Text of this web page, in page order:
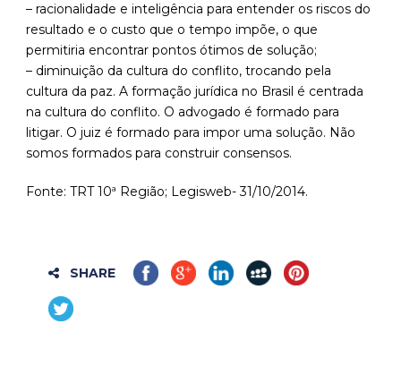
– racionalidade e inteligência para entender os riscos do
resultado e o custo que o tempo impõe, o que
permitiria encontrar pontos ótimos de solução;
– diminuição da cultura do conflito, trocando pela
cultura da paz. A formação jurídica no Brasil é centrada
na cultura do conflito. O advogado é formado para
litigar. O juiz é formado para impor uma solução. Não
somos formados para construir consensos.
Fonte: TRT 10ª Região; Legisweb- 31/10/2014.
SHARE